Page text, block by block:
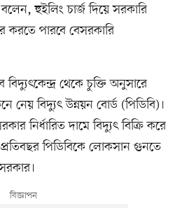
হুইলিং চার্জ দিয়ে সরকারি
করতে পারবে বেসরকারি
থেকে চুক্তি অনুসারে
নেয় বিদ্যুৎ উন্নয়ন বোর্ড (পিডিবি)।
নির্ধারিত দামে বিদ্যুৎ বিক্রি করে
পিডিবিকে লোকসান গুনতে